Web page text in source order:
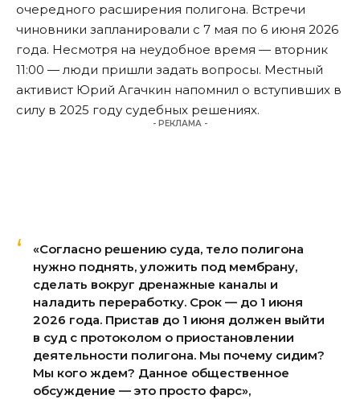
очередного расширения полигона. Встречи
чиновники запланировали с 7 мая по 6 июня 2026
года. Несмотря на неудобное время — вторник
11:00 — люди пришли задать вопросы. Местный
активист Юрий Агачкин напомнил о вступивших в
силу в 2025 году судебных решениях.
- РЕКЛАМА -
«Согласно решению суда, тело полигона
нужно поднять, уложить под мембрану,
сделать вокруг дренажные каналы и
наладить переработку. Срок — до 1 июня
2026 года. Пристав до 1 июня должен выйти
в суд с протоколом о приостановлении
деятельности полигона. Мы почему сидим?
Мы кого ждем? Данное общественное
обсуждение — это просто фарс»,